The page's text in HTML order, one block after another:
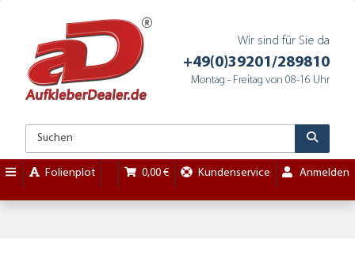
Wir sind für Sie da
+49(0)39201/289810
Montag - Freitag von 08-16 Uhr
Folienplot 0,00 € Kundenservice Anmelden